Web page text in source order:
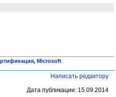
, Microsoft
Написать редактору
Дата публикации: 15.09.2014